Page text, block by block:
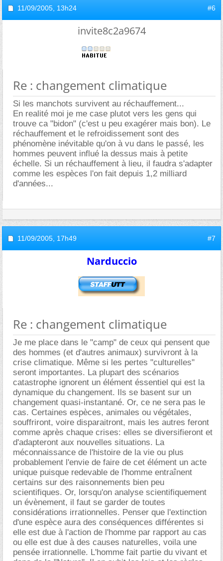
11/09/2005, 13h24 #6
invite8c2a9674
Re : changement climatique
Si les manchots survivent au réchauffement...
En realité moi je me case plutot vers les gens qui
trouve ca "bidon" (c'est u peu exagérer mais bon). Le
réchauffement et le refroidissement sont des
phénomène inévitable qu'on à vu dans le passé, les
hommes peuvent influé la dessus mais à petite
échelle. Si un réchauffement à lieu, il faudra s'adapter
comme les espèces l'on fait depuis 1,2 milliard
d'années...
11/09/2005, 17h49 #7
Narduccio
Re : changement climatique
Je me place dans le "camp" de ceux qui pensent que
des hommes (et d'autres animaux) survivront à la
crise climatique. Même si les pertes "culturelles"
seront importantes. La plupart des scénarios
catastrophe ignorent un élément éssentiel qui est la
dynamique du changement. Ils se basent sur un
changement quasi-instantané. Or, ce ne sera pas le
cas. Certaines espèces, animales ou végétales,
souffriront, voire disparaitront, mais les autres feront
comme après chaque crises: elles se diversifieront et
d'adapteront aux nouvelles situations. La
méconnaissance de l'histoire de la vie ou plus
probablement l'envie de faire de cet élément un acte
unique puisque redevable de l'homme entraînent
certains sur des raisonnements bien peu
scientifiques. Or, lorsqu'on analyse scientifiquement
un évènement, il faut se garder de toutes
considérations irrationnelles. Penser que l'extinction
d'une espèce aura des conséquences différentes si
elle est due à l'action de l'homme par rapport au cas
ou elle est due à des causes naturelles, voila une
pensée irrationnelle. L'homme fait partie du vivant et